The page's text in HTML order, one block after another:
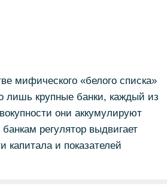
мифического «белого списка»
лишь крупные банки, каждый из
они аккумулируют
регулятор выдвигает
капитала и показателей